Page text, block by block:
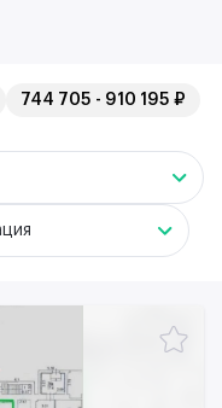
744 705 - 910 195 ₽